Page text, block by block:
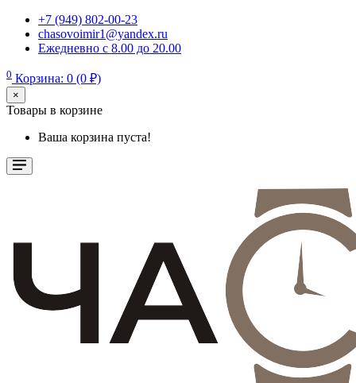
+7 (949) 802-00-23
chasovoimir1@yandex.ru
Ежедневно с 8.00 до 20.00
0 Корзина: 0 (0 ₽)
×
Товары в корзине
Ваша корзина пуста!